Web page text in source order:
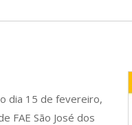
dia 15 de fevereiro,
FAE São José dos